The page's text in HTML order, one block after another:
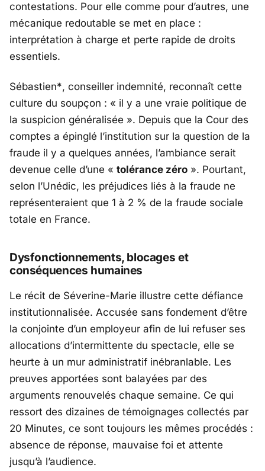
contestations. Pour elle comme pour d’autres, une
mécanique redoutable se met en place :
interprétation à charge et perte rapide de droits
essentiels.
Sébastien*, conseiller indemnité, reconnaît cette
culture du soupçon : « il y a une vraie politique de
la suspicion généralisée ». Depuis que la Cour des
comptes a épinglé l’institution sur la question de la
fraude il y a quelques années, l’ambiance serait
devenue celle d’une « tolérance zéro ». Pourtant,
selon l’Unédic, les préjudices liés à la fraude ne
représenteraient que 1 à 2 % de la fraude sociale
totale en France.
Dysfonctionnements, blocages et
conséquences humaines
Le récit de Séverine-Marie illustre cette défiance
institutionnalisée. Accusée sans fondement d’être
la conjointe d’un employeur afin de lui refuser ses
allocations d’intermittente du spectacle, elle se
heurte à un mur administratif inébranlable. Les
preuves apportées sont balayées par des
arguments renouvelés chaque semaine. Ce qui
ressort des dizaines de témoignages collectés par
20 Minutes, ce sont toujours les mêmes procédés :
absence de réponse, mauvaise foi et attente
jusqu’à l’audience.